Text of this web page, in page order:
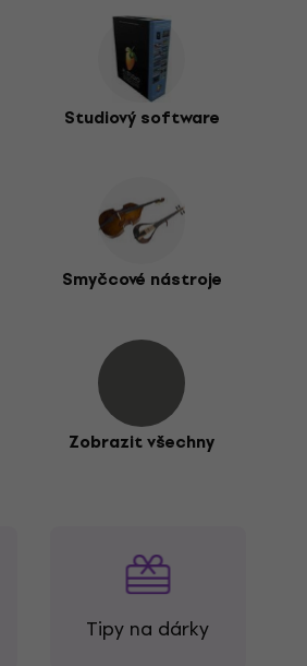
Studiový software
Smyčcové nástroje
Zobrazit všechny
Tipy na dárky